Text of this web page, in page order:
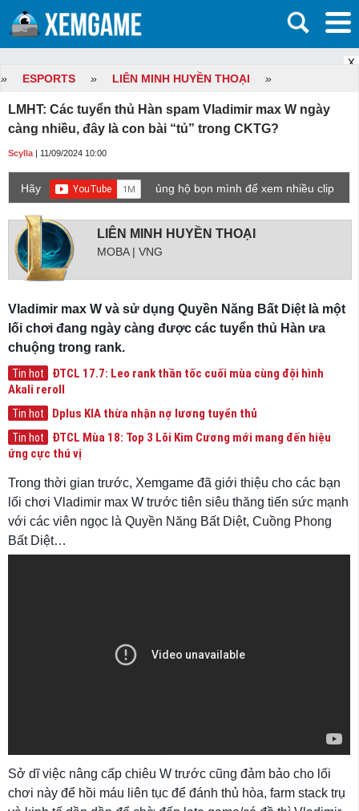
X
» ESPORTS » LIÊN MINH HUYỀN THOẠI »
LMHT: Các tuyển thủ Hàn spam Vladimir max W ngày
càng nhiều, đây là con bài “tủ” trong CKTG?
Scylla | 11/09/2024 10:00
Hãy
ủng hộ bọn mình để xem nhiều clip
LIÊN MINH HUYỀN THOẠI
MOBA | VNG
Vladimir max W và sử dụng Quyền Năng Bất Diệt là một
lối chơi đang ngày càng được các tuyển thủ Hàn ưa
chuộng trong rank.
Tin hot
ĐTCL 17.7: Leo rank thần tốc cuối mùa cùng đội hình
Akali reroll
Tin hot Dplus KIA thừa nhận nợ lương tuyển thủ
Tin hot
ĐTCL Mùa 18: Top 3 Lõi Kim Cương mới mang đến hiệu
ứng cực thú vị
Trong thời gian trước, Xemgame đã giới thiệu cho các bạn
lối chơi Vladimir max W trước tiên siêu thăng tiến sức mạnh
với các viên ngọc là Quyền Năng Bất Diệt, Cuồng Phong
Bất Diệt…
Sở dĩ việc nâng cấp chiêu W trước cũng đảm bảo cho lối
chơi này để hồi máu liên tục để đánh thủ hòa, farm stack trụ